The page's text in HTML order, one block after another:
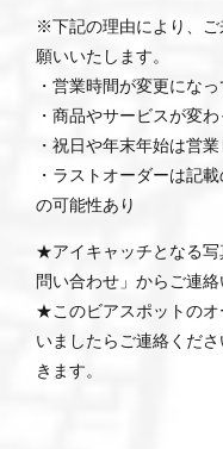
※下記の理由により、
願いいたします。
・営業時間が変更にな
・商品やサービスが変
・祝日や年末年始は営
・ラストオーダーは記
の可能性あり
★アイキャッチとなる写
問い合わせ」からご連
★このビアスポットのオ
いましたらご連絡くだ
きます。